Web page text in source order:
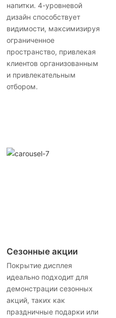
напитки. 4-уровневой
дизайн способствует
видимости, максимизируя
ограниченное
пространство, привлекая
клиентов организованным
и привлекательным
отбором.
Сезонные акции
Покрытие дисплея
идеально подходит для
демонстрации сезонных
акций, таких как
праздничные подарки или